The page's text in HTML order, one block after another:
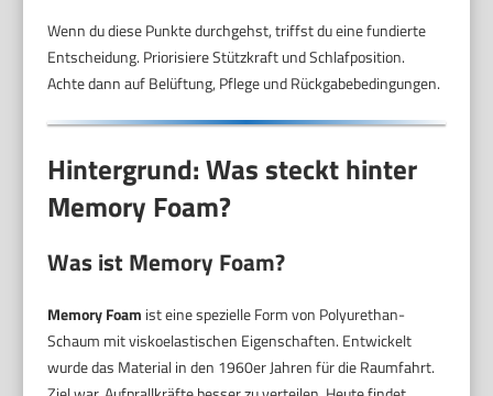
Wenn du diese Punkte durchgehst, triffst du eine fundierte
Entscheidung. Priorisiere Stützkraft und Schlafposition.
Achte dann auf Belüftung, Pflege und Rückgabebedingungen.
Hintergrund: Was steckt hinter
Memory Foam?
Was ist Memory Foam?
Memory Foam ist eine spezielle Form von Polyurethan-
Schaum mit viskoelastischen Eigenschaften. Entwickelt
wurde das Material in den 1960er Jahren für die Raumfahrt.